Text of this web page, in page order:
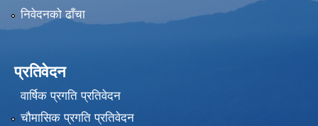
निवेदनको ढाँचा
प्रतिवेदन
वार्षिक प्रगति प्रतिवेदन
चौमासिक प्रगति प्रतिवेदन